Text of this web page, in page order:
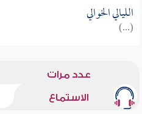
الليالي الخوالي
(...)
عدد مرات
الاستماع